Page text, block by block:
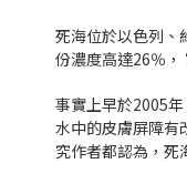
死海位於以色列、
份濃度高達26％，
事實上早於2005
水中的皮膚屏障有
究作者都認為，死